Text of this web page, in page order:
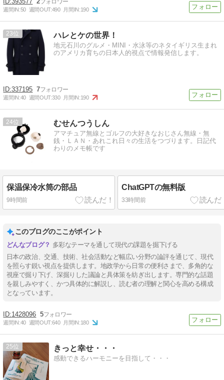
週間IN:50 週間OUT:490 月間IN:190
23 ハレとケの世界！
地元石川のグルメ・MINI・水泳等のネタイギリス生まれ
のアメリカ育ちの日本人的視点で情報発信します。
337195 7
週間IN:40 週間OUT:330 月間IN:190
24 むせんつうしん
アマチュア無線とゴルフの大好きなおじさん無線・無
銭・ＬＡＮ・あれこれ日々の生活をつづります。日記代
わりのメモ帳です
保温保冷水筒の部品
9時間前
ChatGPTの無料版
33時間前
このブログのここがポイント
多彩なテーマを通して現代の課題を掘下げる
日本の政治、交通、技術、社会活動など幅広い分野の論評を通じて、現代
を照らす鋭い視点を提供します。地政学から日常の便利さまで、多角的な
視座で掘り下げ、深掘りした議論と具体策を紡ぎ出します。専門的な話題
を親しみやすく、かつ具体的に解説し、読む者の理解と関心を高める構成
となっています。
1428096 5
週間IN:40 週間OUT:640 月間IN:180
25 きっと幸せ・・・
感動できるハーモニーを目指して・・・